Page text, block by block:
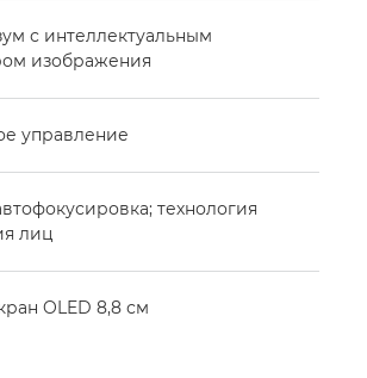
с интеллектуальным
изображения
управление
технология
лиц
OLED 8,8 см